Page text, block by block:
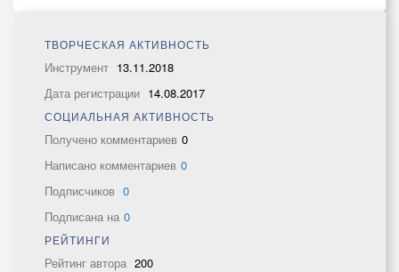
ТВОРЧЕСКАЯ АКТИВНОСТЬ
Инструмент 13.11.2018
Дата регистрации 14.08.2017
СОЦИАЛЬНАЯ АКТИВНОСТЬ
Получено комментариев 0
Написано комментариев 0
Подписчиков 0
Подписана на 0
РЕЙТИНГИ
Рейтинг автора 200